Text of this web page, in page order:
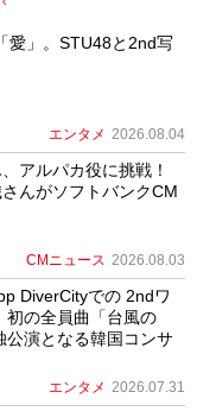
愛」。STU48と2nd写
エンタメ 2026.08.04
アルパカ役に挑戦！
んがソフトバンクCM
CMニュース 2026.08.03
DiverCityでの 2ndワ
初の全員曲「台風の
公演となる韓国コンサ
エンタメ 2026.07.31